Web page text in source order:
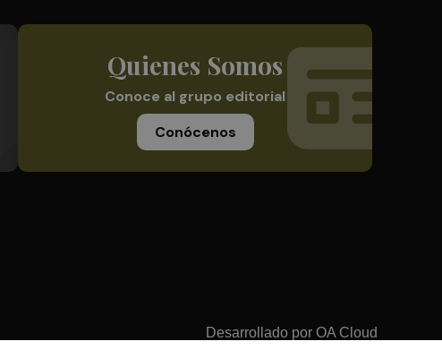
Quienes Somos
Conoce al grupo editorial
Conócenos
Desarrollado por OA Cloud